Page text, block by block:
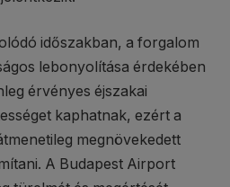
időszakban, a forgalom
lebonyolítása érdekében
érvényes éjszakai
kaphatnak, ezért a
megnövekedett
A Budapest Airport